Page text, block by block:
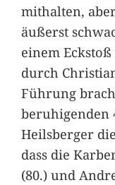
mithalten,
äußerst
einem
durch
Führung
beruhigenden
Heilsberger
dass die
(80.) und